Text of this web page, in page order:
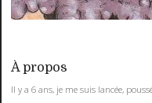
À propos
Il y a 6 ans, je me suis lancée,